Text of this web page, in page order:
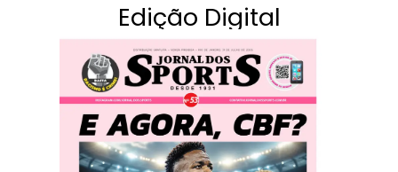
Edição Digital